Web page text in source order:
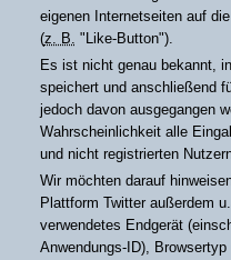
eigenen Internetseiten auf
(z. B. "Like-Button").
Es ist nicht genau bekannt,
speichert und anschließend
jedoch davon ausgegangen
Wahrscheinlichkeit alle
und nicht registrierten
Wir möchten darauf
Plattform Twitter außerdem
verwendetes Endgerät
Anwendungs-ID),